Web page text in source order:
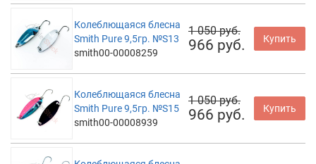
Колеблющаяся блесна
Smith Pure 9,5гр. №S13
smith00-00008259
1 050 руб.
966 руб. Купить
Колеблющаяся блесна
Smith Pure 9,5гр. №S15
smith00-00008939
1 050 руб.
966 руб. Купить